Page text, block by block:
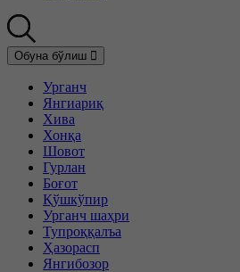
Обуна бўлиш
Урганч
Янгиариқ
Хива
Хонқа
Шовот
Гурлан
Боғот
Қўшкўпир
Урганч шаҳри
Тупроққалъа
Ҳазорасп
Янгибозор